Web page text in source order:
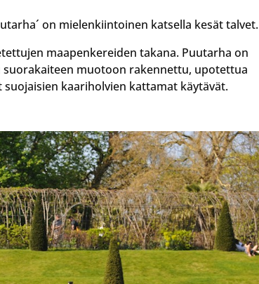
on mielenkiintoinen katsella kesät talvet.
maapenkereiden takana. Puutarha on
muotoon rakennettu, upotettua
kaariholvien kattamat käytävät.